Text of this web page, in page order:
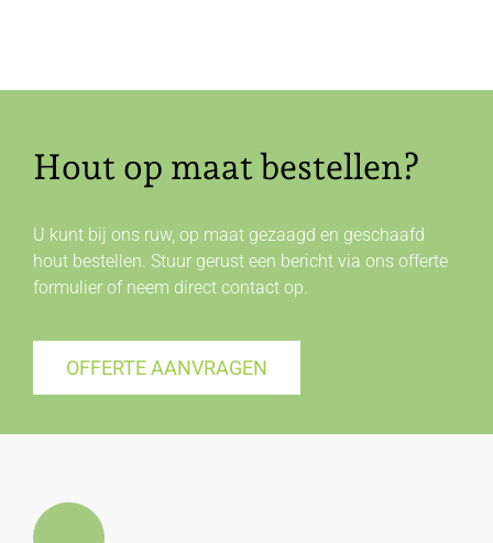
Hout op maat bestellen?
U kunt bij ons ruw, op maat gezaagd en geschaafd
hout bestellen. Stuur gerust een bericht via ons offerte
formulier of neem direct contactop.
OFFERTE AANVRAGEN